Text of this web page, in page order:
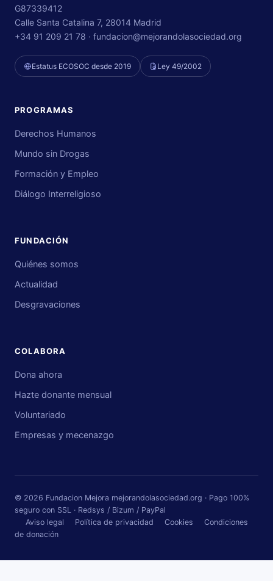
G87339412
Calle Santa Catalina 7, 28014 Madrid
+34 91 209 21 78 · fundacion@mejorandolasociedad.org
Estatus ECOSOC desde 2019 Ley 49/2002
PROGRAMAS
Derechos Humanos
Mundo sin Drogas
Formación y Empleo
Diálogo Interreligioso
FUNDACIÓN
Quiénes somos
Actualidad
Desgravaciones
COLABORA
Dona ahora
Hazte donante mensual
Voluntariado
Empresas y mecenazgo
© 2026 Fundacion Mejora mejorandolasociedad.org · Pago 100%
seguro con SSL · Redsys / Bizum / PayPal
Aviso legal
Política de privacidad Cookies
Condiciones
de donación